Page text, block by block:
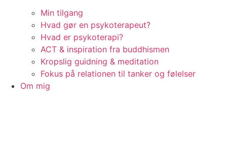
Min tilgang
Hvad gør en psykoterapeut?
Hvad er psykoterapi?
ACT & inspiration fra buddhismen
Kropslig guidning & meditation
Fokus på relationen til tanker og følelser
Om mig